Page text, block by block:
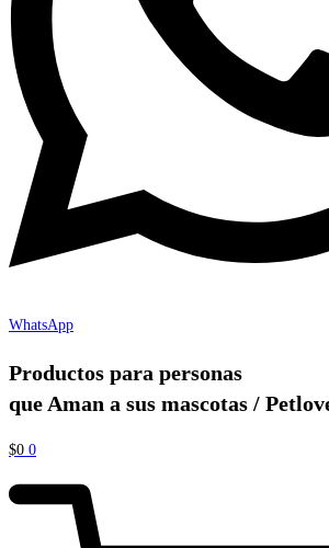
WhatsApp
Productos para personas
que Aman a sus mascotas /
$0 0